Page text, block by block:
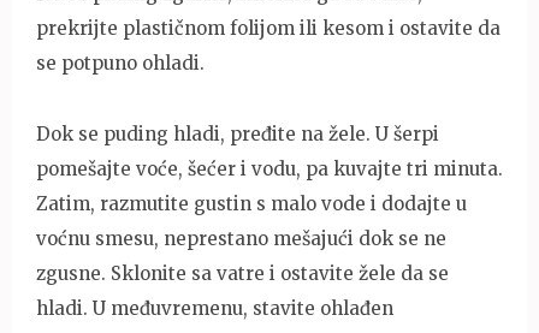
prekrijte plastičnom folijom ili kesom i ostavite da
se potpuno ohladi.
Dok se puding hladi, pređite na žele. U šerpi
pomešajte voće, šećer i vodu, pa kuvajte tri minuta.
Zatim, razmutite gustin s malo vode i dodajte u
voćnu smesu, neprestano mešajući dok se ne
zgusne. Sklonite sa vatre i ostavite žele da se
hladi. U međuvremenu, stavite ohlađen